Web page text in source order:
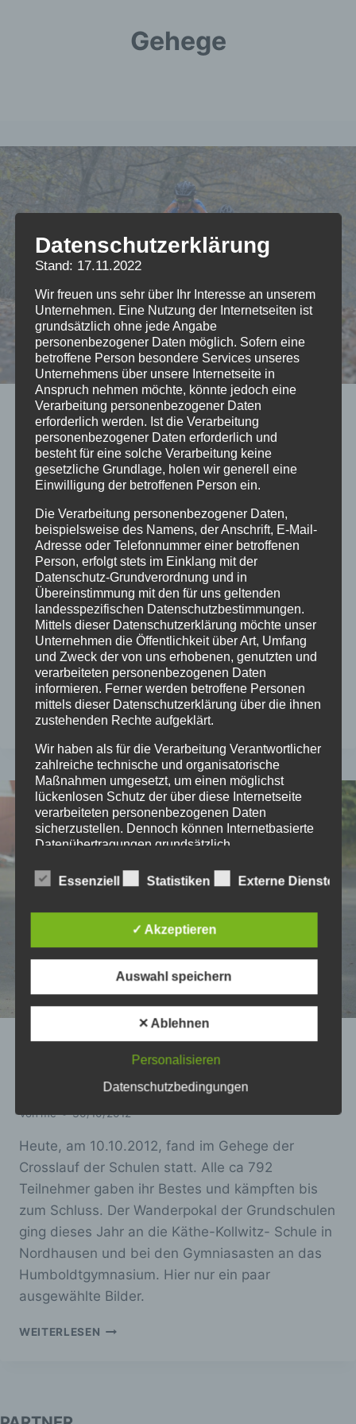
Gehege
2016
In den Advent geradelt
Vonmc 27/11/2016
Geradelt mag hier vielleicht der falsche Ausdruck
sein, denn es handelt sich um den Adventscross.
Gestern, am Samstag, fand im Gehege der
nunmehr 2. Adventscrosss statt. Gleichzeitig
wurden hier die Thüringer
Landesmeisterschaften ausgetragen und die
Wertung zählte für den 8. Bioracercup. Im
Vorfgeld haben wir uns mit dem Organisator,
dem Harzracing e.V., getroffen und ein…
WEITERLESENIN
ADVENT
GERADELT
2012|ARCHIV
Herbstcrosslauf der KKS
Vonmc 30/10/2012
Heute, am 10.10.2012, fand im Gehege der
Crosslauf der Schulen statt. Alle ca 792
Teilnehmer gaben ihr Bestes und kämpften bis
zum Schluss. Der Wanderpokal der Grundschulen
ging dieses Jahr an die Käthe-Kollwitz- Schule in
Nordhausen und bei den Gymniasasten an das
Humboldtgymnasium. Hier nur ein paar
ausgewählte Bilder.
WEITERLESEN HERBSTCROSSLAUF
Datenschutzerklärung
Stand: 17.11.2022
Wir freuen uns sehr über Ihr Interesse an unserem
Unternehmen. Eine Nutzung der Internetseiten ist
grundsätzlich ohne jede Angabe
personenbezogener Daten möglich. Sofern eine
betroffene Person besondere Services unseres
Unternehmens über unsere Internetseite in
Anspruch nehmen möchte, könnte jedoch eine
Verarbeitung personenbezogener Daten
erforderlich werden. Ist die Verarbeitung
personenbezogener Daten erforderlich und
besteht für eine solche Verarbeitung keine
gesetzliche Grundlage, holen wir generell eine
Einwilligung der betroffenen Person ein.
Die Verarbeitung personenbezogener Daten,
beispielsweise des Namens, der Anschrift, E-Mail-
Adresse oder Telefonnummer einer betroffenen
Person, erfolgt stets im Einklang mit der
Datenschutz-Grundverordnung und in
Übereinstimmung mit den für uns geltenden
landesspezifischen Datenschutzbestimmungen.
Mittels dieser Datenschutzerklärung möchte unser
Unternehmen die Öffentlichkeit über Art, Umfang
und Zweck der von uns erhobenen, genutzten und
verarbeiteten personenbezogenen Daten
informieren. Ferner werden betroffene Personen
mittels dieser Datenschutzerklärung über die ihnen
zustehenden Rechte aufgeklärt.
Wir haben als für die Verarbeitung Verantwortlicher
zahlreiche technische und organisatorische
Maßnahmen umgesetzt, um einen möglichst
lückenlosen Schutz der über diese Internetseite
verarbeiteten personenbezogenen Daten
sicherzustellen. Dennoch können Internetbasierte
Datenübertragungen grundsätzlich
Schutz nicht gewährleistet werden kann. Aus
alternativen Wegen, beispielsweise telefonisch, an
Begriffsbestimmungen
Die Datenschutzerklärung beruht auf den
Begrifflichkeiten, die durch den Europäischen
Richtlinien- und Verordnungsgeber beim Erlass
der Datenschutz-Grundverordnung (DS-GVO)
Datenschutzerklärung soll sowohl für die
Geschäftspartner einfach lesbar und
möchten wir vorab die verwendeten
Begrifflichkeiten erläutern.
Wir verwenden in dieser Datenschutzerklärung
unter anderem die folgenden Begriffe:
a) personenbezogene Daten
Informationen, die sich auf eine identifizierte
insbesondere mittels Zuordnung zu einer
Essenziell Statistiken Externe Dienste
✓ Akzeptieren
Auswahl speichern
✕ Ablehnen
Personalisieren
Datenschutzbedingungen